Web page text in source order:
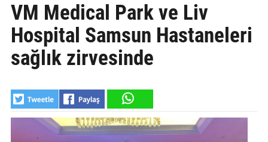
SPOR
YAŞAM
EKONOMİ
BELEDİYELER
SAĞLIK
VM Medical Park ve Liv
Hospital Samsun Hastaneleri
sağlık zirvesinde